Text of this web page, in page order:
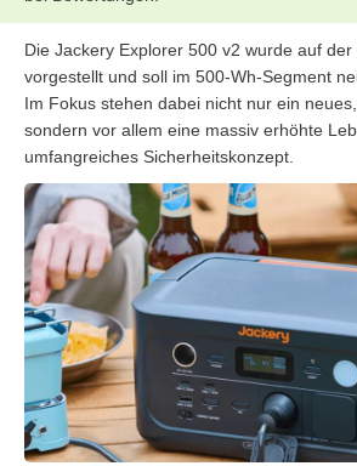
Die Jackery Explorer 500 v2 wurde auf der
vorgestellt und soll im 500-Wh-Segment
Im Fokus stehen dabei nicht nur ein
sondern vor allem eine massiv erhöhte
umfangreiches Sicherheitskonzept.